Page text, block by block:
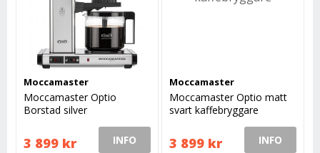
Moccamaster
Moccamaster Optio
Borstad silver
3 899 kr INFO
Moccamaster
Moccamaster Optio matt
svart kaffebryggare
3 899 kr INFO